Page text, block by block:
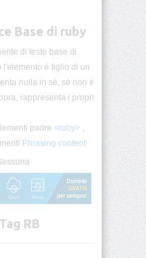
Base di ruby
di testo base di
l'elemento è figlio di un
nulla in sé, sè non è
rappresenta i propri
padre <ruby>,
Phrasing content
RB